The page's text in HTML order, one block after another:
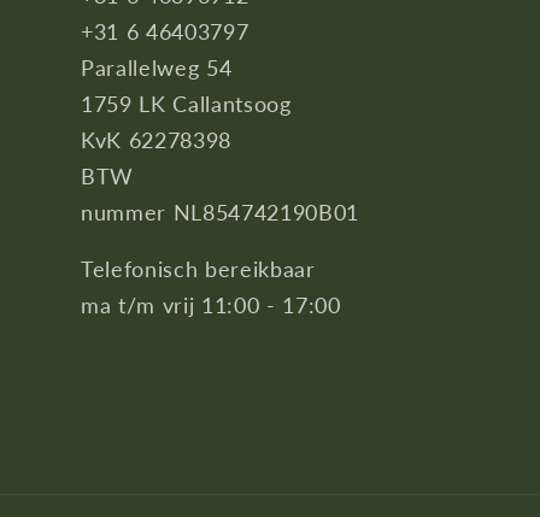
+31 6 46403797
Parallelweg 54
1759 LK Callantsoog
KvK 62278398
BTW
nummer NL854742190B01
Telefonisch bereikbaar
ma t/m vrij 11:00 - 17:00